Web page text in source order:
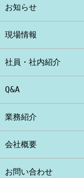
お知らせ
現場情報
社員・社内紹介
Q&A
業務紹介
会社概要
お問い合わせ